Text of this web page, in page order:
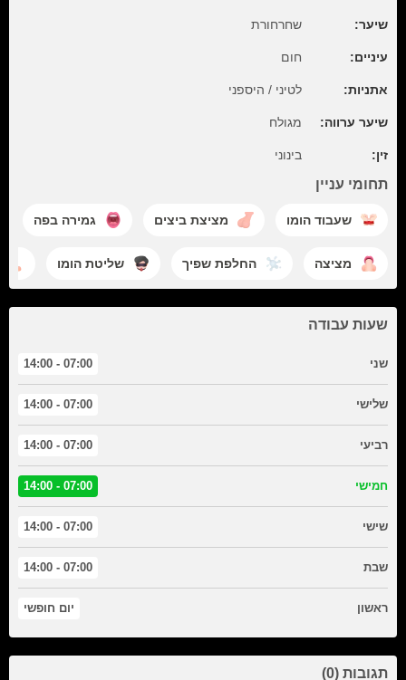
שיער: שחרחורת
עיניים: חום
אתניות: לטיני / היספני
שיער ערווה: מגולח
זין: בינוני
תחומי עניין
שעבוד הומו מציצת ביצים גמירה בפה
מציצה החלפת שפיך שליטת הומו
שעות עבודה
שני 07:00 - 14:00
שלישי 07:00 - 14:00
רביעי 07:00 - 14:00
חמישי 07:00 - 14:00
שישי 07:00 - 14:00
שבת 07:00 - 14:00
ראשון יום חופשי
תגובות (0)